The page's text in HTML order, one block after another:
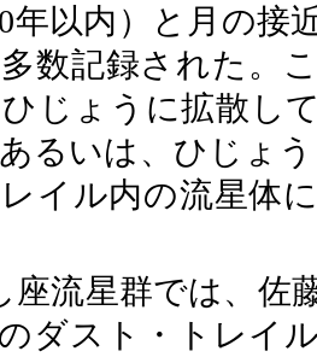
年以内）と月の接
数記録された。
じょうに拡散し
るいは、ひじょ
イル内の流星体
座流星群では、佐
ダスト・トレイ